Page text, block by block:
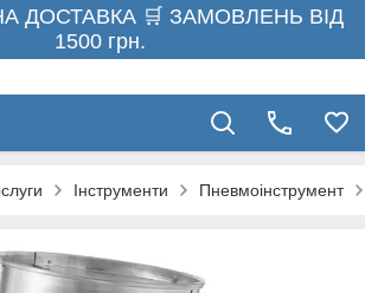
ДОСТАВКА 🛒 ЗАМОВЛЕНЬ ВІД
1500 грн.
Інструменти Пневмоінструмент